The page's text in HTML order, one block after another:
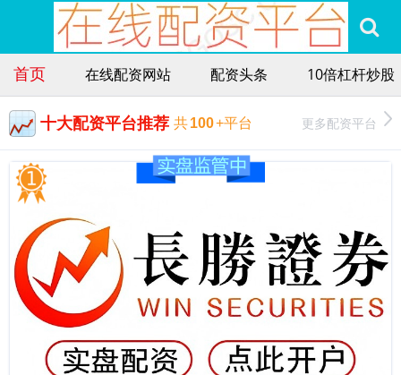
首页 在线配资网站 配资头条 10倍杠杆炒股
十大配资平台推荐 共100+平台 更多配资平台